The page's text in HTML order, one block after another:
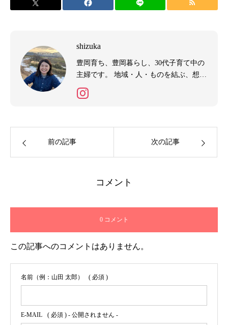
shizuka
豊岡育ち、豊岡暮らし、30代子育て中の
主婦です。 地域・人・ものを結ぶ、想い
をカタチにする。 そんな活動を中心に、
楽しいことを拾って生きています！（ラ
前の記事 次の記事
コメント
0 コメント
この記事へのコメントはありません。
名前（例：山田 太郎） ( 必須 )
E-MAIL ( 必須 ) - 公開されません -